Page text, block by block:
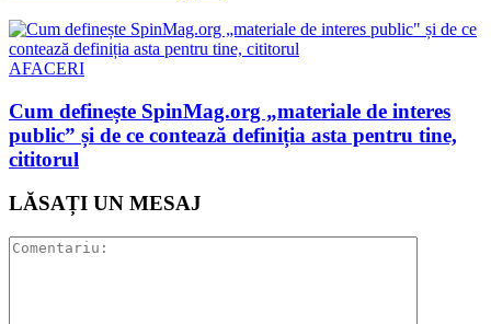
AFACERI
Cum definește SpinMag.org „materiale de interes
public” și de ce contează definiția asta pentru tine,
cititorul
LĂSAȚI UN MESAJ